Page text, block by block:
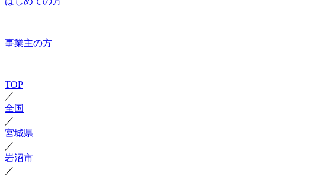
事業主の方
TOP
／
全国
／
宮城県
／
岩沼市
／